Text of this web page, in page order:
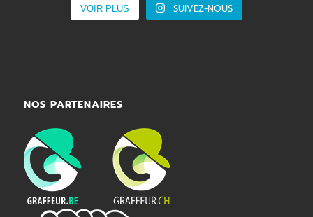
VOIR PLUS SUIVEZ-NOUS
NOS PARTENAIRES